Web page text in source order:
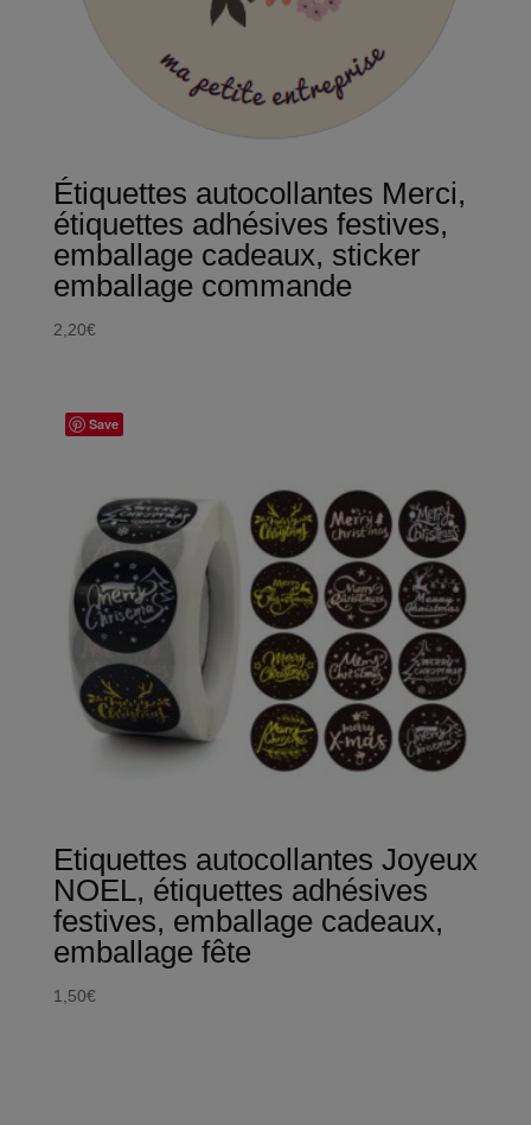
Étiquettes autocollantes Merci,
étiquettes adhésives festives,
emballage cadeaux, sticker
emballage commande
2,20€
Save
Etiquettes autocollantes Joyeux
NOEL, étiquettes adhésives
festives, emballage cadeaux,
emballage fête
1,50€